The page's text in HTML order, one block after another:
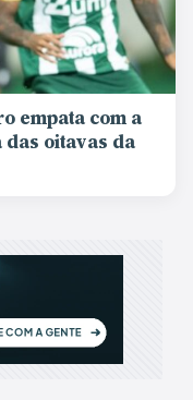
empata com a
das oitavas da